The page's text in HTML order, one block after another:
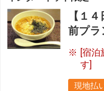
【１
前プラ
[宿
す]
現地払